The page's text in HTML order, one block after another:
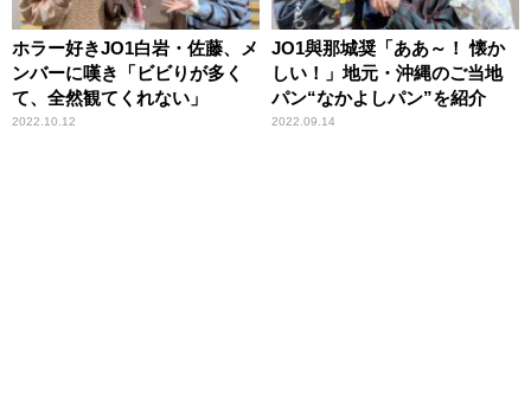
ホラー好きJO1白岩・佐藤、メ
ンバーに嘆き「ビビりが多く
て、全然観てくれない」
2022.10.12
JO1與那城奨「ああ～！ 懐か
しい！」地元・沖縄のご当地
パン“なかよしパン”を紹介
2022.09.14